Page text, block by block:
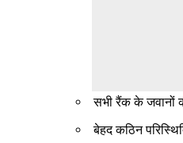
सभी रैंक के जवानों
बेहद कठिन